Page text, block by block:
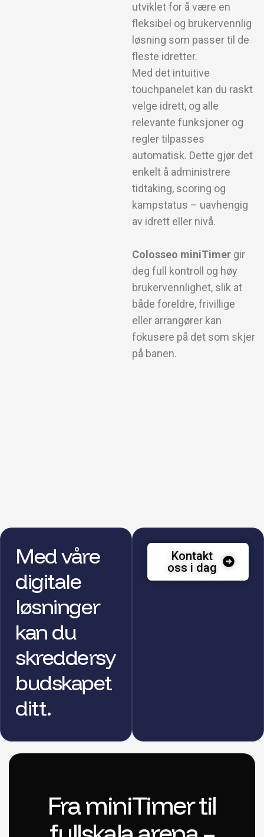
utviklet for å være en
fleksibel og brukervennlig
løsning som passer til de
fleste idretter.
Med det intuitive
touchpanelet kan du raskt
velge idrett, og alle
relevante funksjoner og
regler tilpasses
automatisk. Dette gjør det
enkelt å administrere
tidtaking, scoring og
kampstatus – uavhengig
av idrett eller nivå.
Colosseo miniTimer gir
deg full kontroll og høy
brukervennlighet, slik at
både foreldre, frivillige
eller arrangører kan
fokusere på det som skjer
på banen.
Med våre
digitale
løsninger
kan du
skreddersy
budskapet
ditt.
Kontakt
oss i dag
Fra miniTimer til